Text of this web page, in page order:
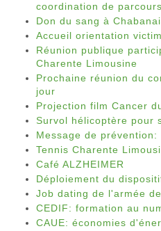
coordination de parcours
Don du sang à
Accueil orientation
Réunion publique
Charente Limousine
Prochaine réunion du
jour
Projection film Cancer
Survol hélicoptère pour
Message de
Tennis Charente
Café ALZHEIMER
Déploiement du
Job dating de l'armée
CEDIF: formation au
CAUE: économies